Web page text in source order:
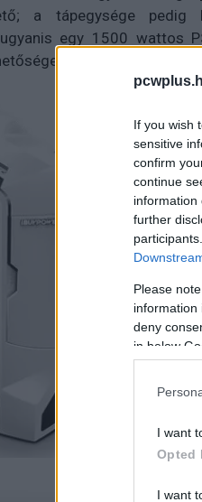
If you wish
sensitive
confirm
continue
information
further
Please
information
deny
in below
I want
Opted
I want
a tápegysége pedig
ugyanis egy 1500 wattos